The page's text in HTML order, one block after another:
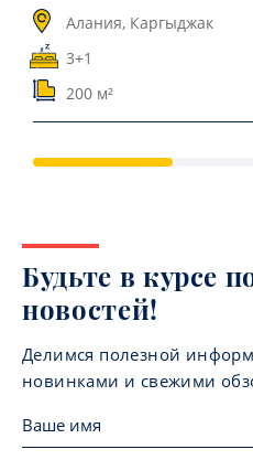
Алания, Каргыджак
3+1
200 м²
Будьте в курсе
новостей!
Делимся полезной
новинками и свежими